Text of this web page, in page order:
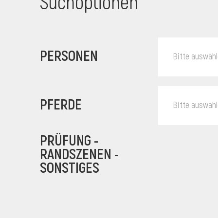
PERSONEN Bitte
PFERDE Bitte
PRÜFUNG -
RANDSZENEN -
SONSTIGES